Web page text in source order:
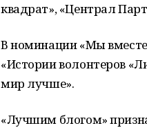
квадрат», «Централ
В номинации «Мы
«Истории волонтеров
мир лучше».
«Лучшим блогом»